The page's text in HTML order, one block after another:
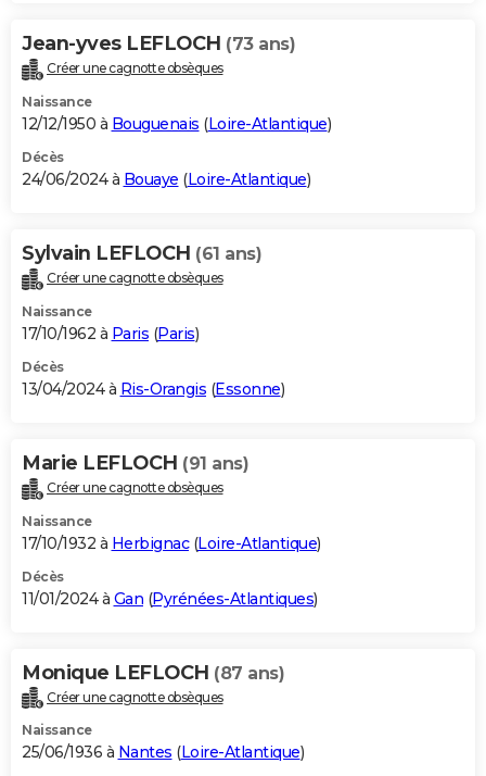
Jean-yves LEFLOCH (73 ans)
Créer une cagnotte obsèques
Naissance
12/12/1950 à Bouguenais (Loire-Atlantique)
Décès
24/06/2024 à Bouaye (Loire-Atlantique)
Sylvain LEFLOCH (61 ans)
Créer une cagnotte obsèques
Naissance
17/10/1962 à Paris (Paris)
Décès
13/04/2024 à Ris-Orangis (Essonne)
Marie LEFLOCH (91 ans)
Créer une cagnotte obsèques
Naissance
17/10/1932 à Herbignac(Loire-Atlantique)
Décès
11/01/2024 à Gan (Pyrénées-Atlantiques)
Monique LEFLOCH (87 ans)
Créer une cagnotte obsèques
Naissance
25/06/1936 à Nantes (Loire-Atlantique)